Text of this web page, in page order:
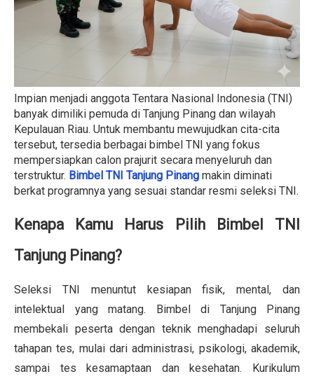
Impian menjadi anggota Tentara Nasional Indonesia (TNI)
banyak dimiliki pemuda di Tanjung Pinang dan wilayah
Kepulauan Riau. Untuk membantu mewujudkan cita-cita
tersebut, tersedia berbagai bimbel TNI yang fokus
mempersiapkan calon prajurit secara menyeluruh dan
terstruktur. Bimbel TNI Tanjung Pinang makin diminati
berkat programnya yang sesuai standar resmi seleksi TNI.
Kenapa Kamu Harus Pilih Bimbel TNI
Tanjung Pinang?
Seleksi TNI menuntut kesiapan fisik, mental, dan
intelektual yang matang. Bimbel di Tanjung Pinang
membekali peserta dengan teknik menghadapi seluruh
tahapan tes, mulai dari administrasi, psikologi, akademik,
sampai tes kesamaptaan dan kesehatan. Kurikulum